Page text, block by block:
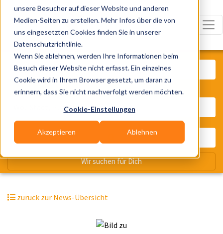
unsere Besucher auf dieser Website und anderen
Medien-Seiten zu erstellen. Mehr Infos über die von
uns eingesetzten Cookies finden Sie in unserer
Datenschutzrichtlinie.
Wenn Sie ablehnen, werden Ihre Informationen beim
Besuch dieser Website nicht erfasst. Ein einzelnes
Cookie wird in Ihrem Browser gesetzt, um daran zu
erinnern, dass Sie nicht nachverfolgt werden möchten.
Cookie-Einstellungen
Akzeptieren Ablehnen
zurück zur News-Übersicht
Was? Künstler, Zelte, Bands,
Wo? Stadt, PLZ, Ort
Wir suchen für Dich